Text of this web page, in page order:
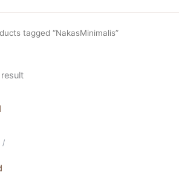
tagged “NakasMinimalis”
/